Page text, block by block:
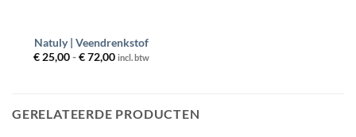
Natuly | Veendrenkstof
€25,00 - €72,00Prijsklasse:
incl. btw
GERELATEERDE PRODUCTEN